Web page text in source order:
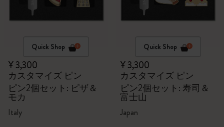
Quick Shop
¥ 3,300
カスタマイズ ピン
ピン2個セット: ピザ＆
モカ
Italy
Quick Shop
¥ 3,300
カスタマイズ ピン
ピン2個セット: 寿司＆
富士山
Japan